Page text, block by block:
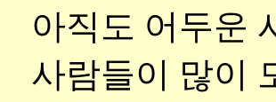
아직도 어두운
사람들이 많이